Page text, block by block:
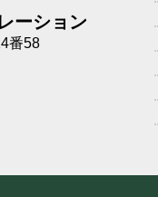
ーション
番58